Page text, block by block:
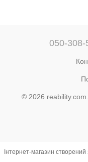
050-308-
© 2026
Інтернет-магазин